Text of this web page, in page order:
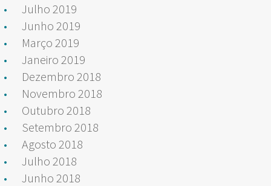
Julho 2019
Junho 2019
Março 2019
Janeiro 2019
Dezembro 2018
Novembro 2018
Outubro 2018
Setembro 2018
Agosto 2018
Julho 2018
Junho 2018